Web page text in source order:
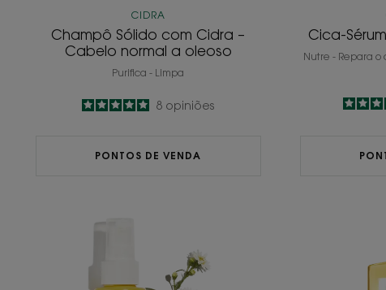
CIDRA
Champô Sólido com Cidra –
Cabelo normal a oleoso
Purifica - Limpa
5
/
5
8 opiniões
PONTOS DE VENDA
Cica-
Nutre - Repara
Camomila